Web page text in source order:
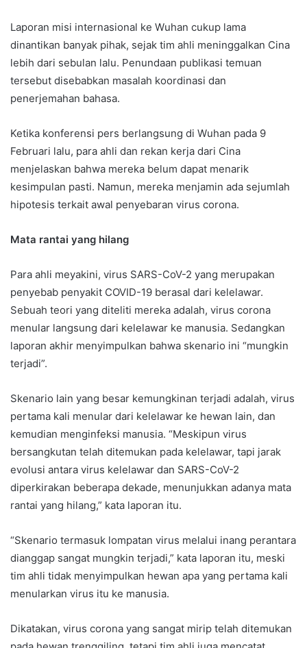
Laporan misi internasional ke Wuhan cukup lama
dinantikan banyak pihak, sejak tim ahli meninggalkan Cina
lebih dari sebulan lalu. Penundaan publikasi temuan
tersebut disebabkan masalah koordinasi dan
penerjemahan bahasa.
Ketika konferensi pers berlangsung di Wuhan pada 9
Februari lalu, para ahli dan rekan kerja dari Cina
menjelaskan bahwa mereka belum dapat menarik
kesimpulan pasti. Namun, mereka menjamin ada sejumlah
hipotesis terkait awal penyebaran virus corona.
Mata rantai yang hilang
Para ahli meyakini, virus SARS-CoV-2 yang merupakan
penyebab penyakit COVID-19 berasal dari kelelawar.
Sebuah teori yang diteliti mereka adalah, virus corona
menular langsung dari kelelawar ke manusia. Sedangkan
laporan akhir menyimpulkan bahwa skenario ini “mungkin
terjadi”.
Skenario lain yang besar kemungkinan terjadi adalah, virus
pertama kali menular dari kelelawar ke hewan lain, dan
kemudian menginfeksi manusia. “Meskipun virus
bersangkutan telah ditemukan pada kelelawar, tapi jarak
evolusi antara virus kelelawar dan SARS-CoV-2
diperkirakan beberapa dekade, menunjukkan adanya mata
rantai yang hilang,” kata laporan itu.
“Skenario termasuk lompatan virus melalui inang perantara
dianggap sangat mungkin terjadi,” kata laporan itu, meski
tim ahli tidak menyimpulkan hewan apa yang pertama kali
menularkan virus itu ke manusia.
Dikatakan, virus corona yang sangat mirip telah ditemukan